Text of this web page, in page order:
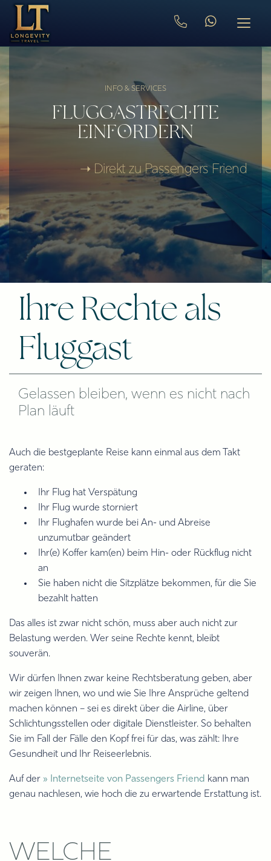
INFO & SERVICES
FLUGGASTRECHTE
EINFORDERN
➝ Direkt zu Passengers Friend
Ihre Rechte als
Fluggast
Gelassen bleiben, wenn es nicht nach
Plan läuft
Auch die bestgeplante Reise kann einmal aus dem Takt
geraten:
Ihr Flug hat Verspätung
Ihr Flug wurde storniert
Ihr Flughafen wurde bei An- und Abreise
unzumutbar geändert
Ihr(e) Koffer kam(en) beim Hin- oder Rückflug nicht
an
Sie haben nicht die Sitzplätze bekommen, für die Sie
bezahlt hatten
Das alles ist zwar nicht schön, muss aber auch nicht zur
Belastung werden. Wer seine Rechte kennt, bleibt
souverän.
Wir dürfen Ihnen zwar keine Rechtsberatung geben, aber
wir zeigen Ihnen, wo und wie Sie Ihre Ansprüche geltend
machen können – sei es direkt über die Airline, über
Schlichtungsstellen oder digitale Dienstleister. So behalten
Sie im Fall der Fälle den Kopf frei für das, was zählt: Ihre
Gesundheit und Ihr Reiseerlebnis.
Auf der » Internetseite von Passengers Friend kann man
genau nachlesen, wie hoch die zu erwartende Erstattung ist.
WELCHE